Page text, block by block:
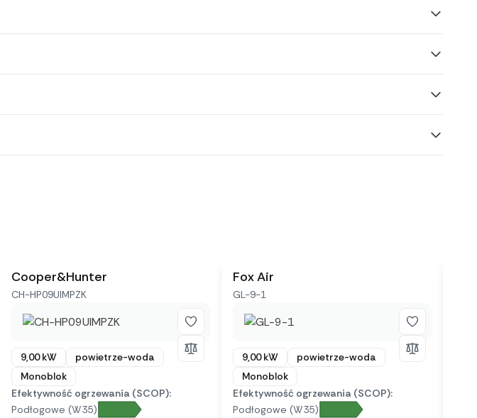
Cooper&Hunter
CH-HP09UIMPZK
9,00 kW
powietrze-woda
Monoblok
Efektywność ogrzewania (SCOP):
Podłogowe (W35)
Fox Air
GL-9-1
9,00 kW
powietrze-woda
Monoblok
Efektywność ogrzewania (SCOP):
Podłogowe (W35)